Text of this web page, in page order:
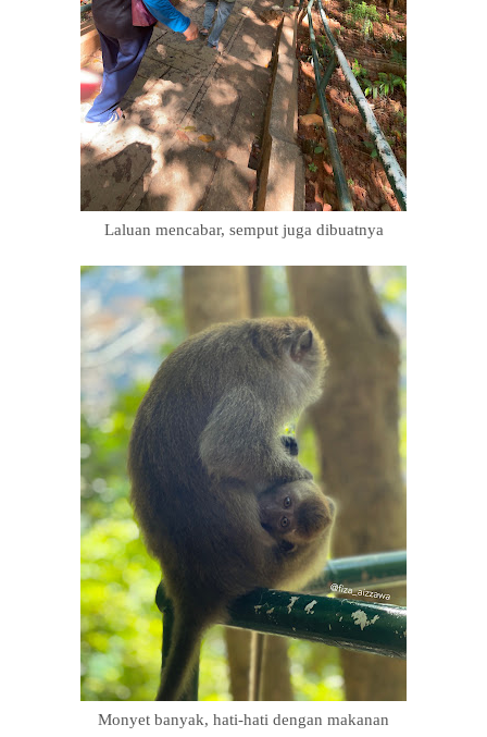
Laluan mencabar, semput juga dibuatnya
Monyet banyak, hati-hati dengan makanan